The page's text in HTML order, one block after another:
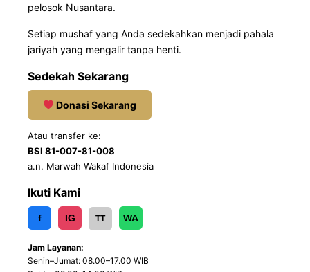
pelosok Nusantara.
Setiap mushaf yang Anda sedekahkan menjadi pahala
jariyah yang mengalir tanpa henti.
Sedekah Sekarang
Donasi Sekarang
Atau transfer ke:
BSI 81-007-81-008
a.n. Marwah Wakaf Indonesia
Ikuti Kami
f IG TT WA
Jam Layanan:
Senin–Jumat: 08.00–17.00 WIB